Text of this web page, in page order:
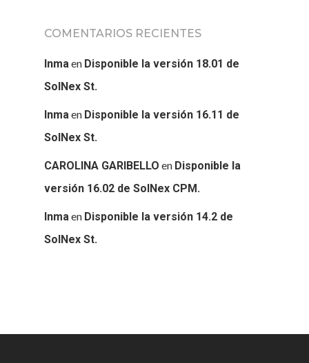
COMENTARIOS RECIENTES
Inmaen Disponible la versión 18.01 de
SolNex St.
Inmaen Disponible la versión 16.11 de
SolNex St.
CAROLINA GARIBELLO en Disponible la
versión 16.02 de SolNex CPM.
Inmaen Disponible la versión 14.2 de
SolNex St.